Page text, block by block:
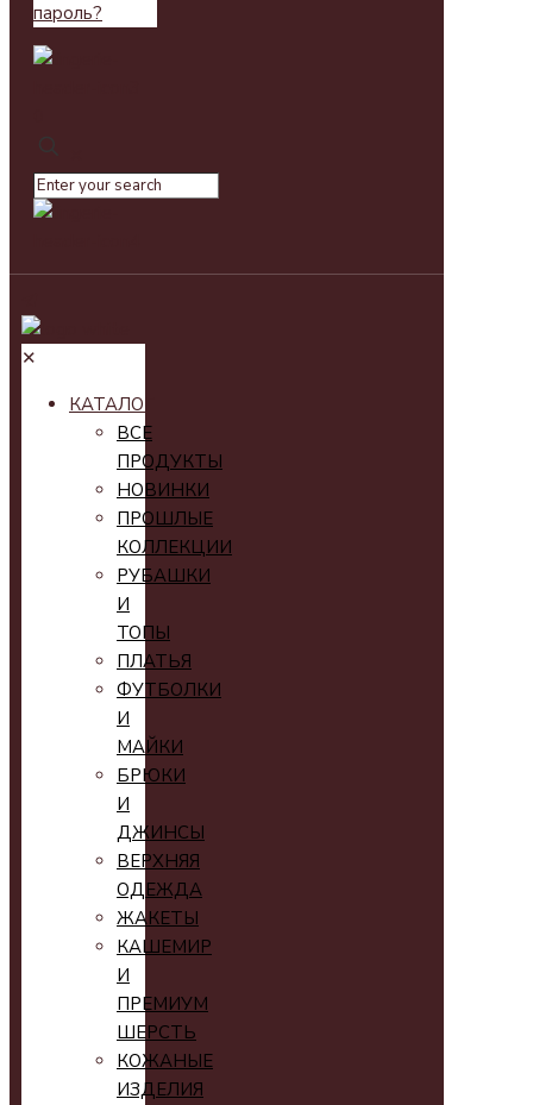
пароль?
✕
КАТАЛОГ
ВСЕ
ПРОДУКТЫ
НОВИНКИ
ПРОШЛЫЕ
КОЛЛЕКЦИИ
РУБАШКИ
И
ТОПЫ
ПЛАТЬЯ
ФУТБОЛКИ
И
МАЙКИ
БРЮКИ
И
ДЖИНСЫ
ВЕРХНЯЯ
ОДЕЖДА
ЖАКЕТЫ
КАШЕМИР
И
ПРЕМИУМ
ШЕРСТЬ
КОЖАНЫЕ
ИЗДЕЛИЯ